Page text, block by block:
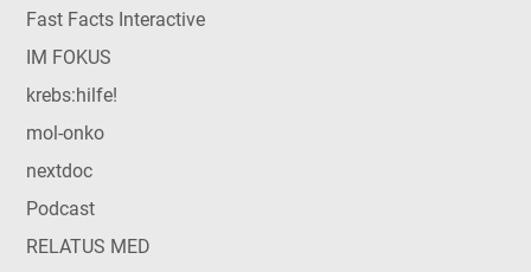
Fast Facts Interactive
IM FOKUS
krebs:hilfe!
mol-onko
nextdoc
Podcast
RELATUS MED